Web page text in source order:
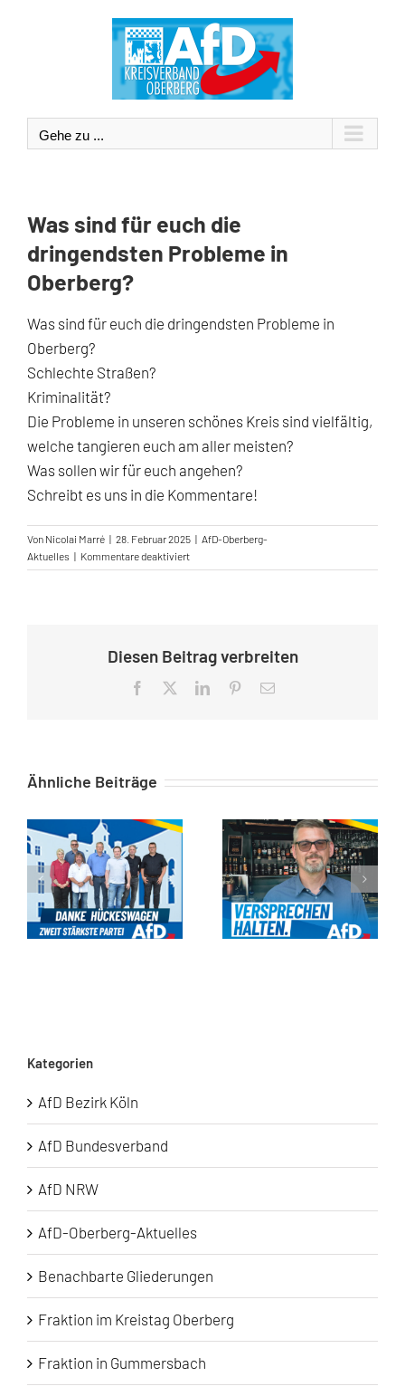
Gehe zu ...
Was sind für euch die
dringendsten Probleme in
Oberberg?
Was sind für euch die dringendsten Probleme in
Oberberg?
Schlechte Straßen?
Kriminalität?
Die Probleme in unseren schönes Kreis sind vielfältig,
welche tangieren euch am aller meisten?
Was sollen wir für euch angehen?
Schreibt es uns in die Kommentare!
Von Nicolai Marré | 28. Februar 2025 | AfD-Oberberg-
Aktuelles | Kommentare deaktiviertfür
Was
dringendsten
Diesen Beitrag verbreiten
Facebook LinkedInPinterest
E-
Ähnliche Beiträge
Kategorien
AfD Bezirk Köln
AfD Bundesverband
AfD NRW
AfD-Oberberg-Aktuelles
Benachbarte Gliederungen
Fraktion im Kreistag Oberberg
Fraktion in Gummersbach